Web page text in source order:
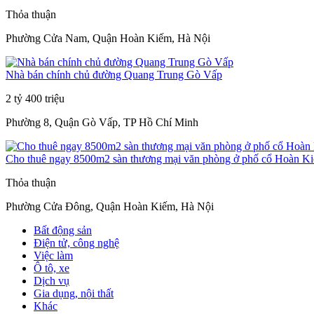
Thỏa thuận
Phường Cửa Nam, Quận Hoàn Kiếm, Hà Nội
Nhà bán chính chủ đường Quang Trung Gò Vấp
2 tỷ 400 triệu
Phường 8, Quận Gò Vấp, TP Hồ Chí Minh
Cho thuê ngay 8500m2 sàn thương mại văn phòng ở phố cổ Hoàn
Thỏa thuận
Phường Cửa Đông, Quận Hoàn Kiếm, Hà Nội
Bất động sản
Điện tử, công nghệ
Việc làm
Ô tô, xe
Dịch vụ
Gia dụng, nội thất
Khác